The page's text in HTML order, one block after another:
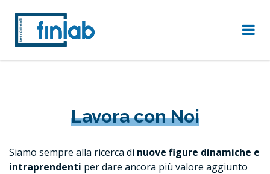
Lavora con Noi
Siamo sempre alla ricerca di nuove figure dinamiche e
intraprendenti per dare ancora più valore aggiunto